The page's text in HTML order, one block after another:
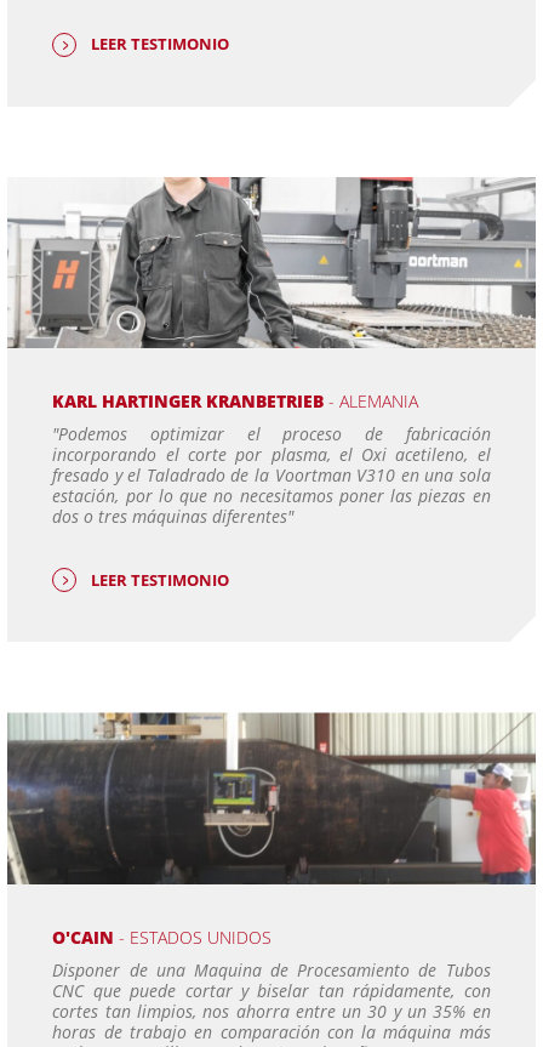
LEER TESTIMONIO
KARL HARTINGER KRANBETRIEB- ALEMANIA
"Podemos optimizar el proceso de fabricación
incorporando el corte por plasma, el Oxi acetileno, el
fresado y el Taladrado de la Voortman V310 en una sola
estación, por lo que no necesitamos poner las piezas en
dos o tres máquinas diferentes"
LEER TESTIMONIO
O'CAIN- ESTADOS UNIDOS
Disponer de una Maquina de Procesamiento de Tubos
CNC que puede cortar y biselar tan rápidamente, con
cortes tan limpios, nos ahorra entre un 30 y un 35% en
horas de trabajo en comparación con la máquina más